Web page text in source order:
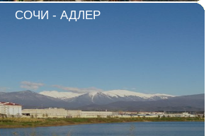
СОЧИ - АДЛЕР